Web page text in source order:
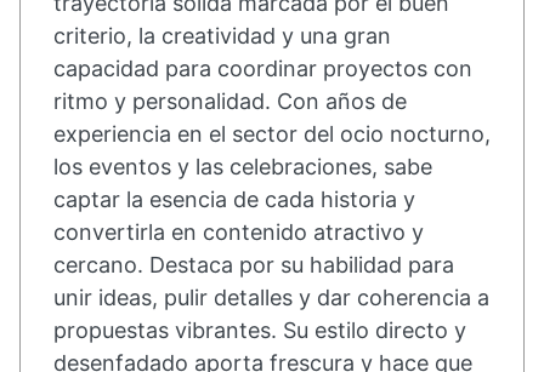
criterio, la creatividad y una gran
capacidad para coordinar proyectos con
ritmo y personalidad. Con años de
experiencia en el sector del ocio nocturno,
los eventos y las celebraciones, sabe
captar la esencia de cada historia y
convertirla en contenido atractivo y
cercano. Destaca por su habilidad para
unir ideas, pulir detalles y dar coherencia a
propuestas vibrantes. Su estilo directo y
desenfadado aporta frescura y hace que